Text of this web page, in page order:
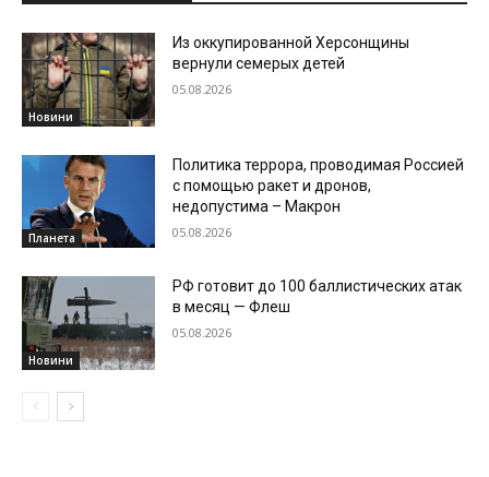
Новини
Из оккупированной Херсонщины
вернули семерых детей
05.08.2026
Планета
Политика террора, проводимая Россией
с помощью ракет и дронов,
недопустима – Макрон
05.08.2026
Новини
РФ готовит до 100 баллистических атак
в месяц — Флеш
05.08.2026